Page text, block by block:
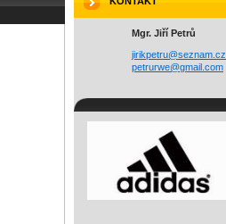
Mgr. Jiří Petrů
jirikpetru@seznam.cz.
petrurwe@gmail.com